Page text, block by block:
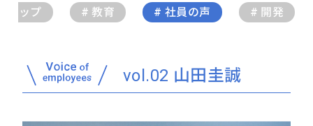
ョップ # 教育 # 社員の声 # 開発
vol.02 山田圭誠